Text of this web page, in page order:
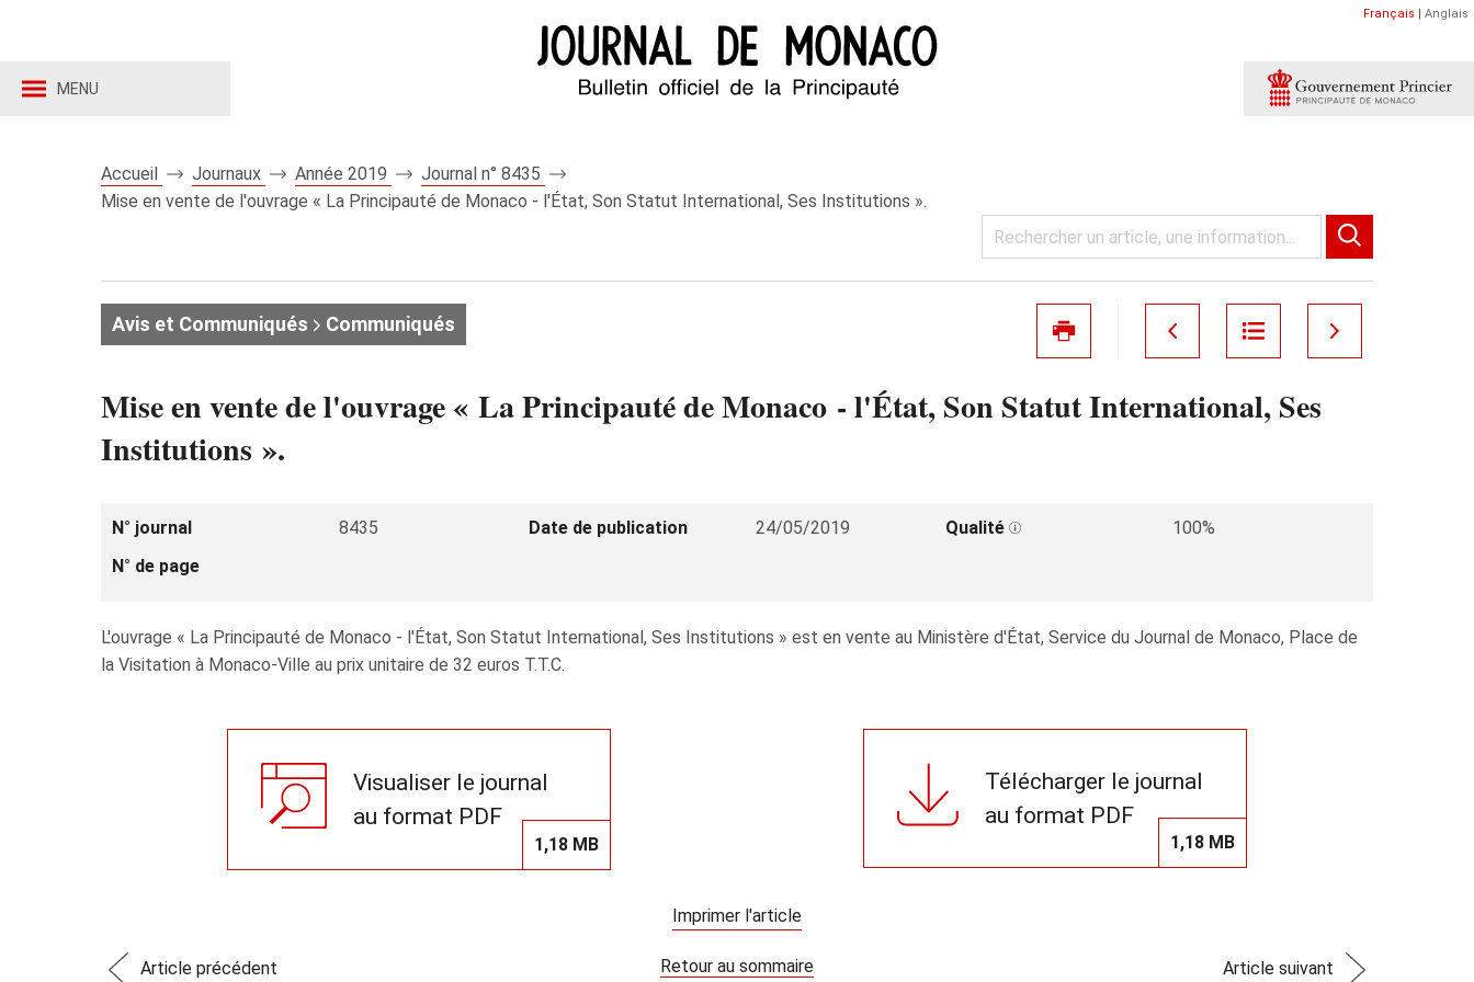
MENU
Français | Anglais
Accueil Journaux Année 2019
Journal n° 8435
Mise en vente de l'ouvrage « La Principauté de Monaco - l'État, Son Statut International, Ses Institutions ».
Avis et Communiqués Communiqués
Mise en vente de l'ouvrage « La Principauté de Monaco - l'État, Son Statut International, Ses
Institutions ».
N° journal 8435 Date de publication 24/05/2019 Qualité
100%
N° de page
L'ouvrage « La Principauté de Monaco - l'État, Son Statut International, Ses Institutions » est en vente au Ministère d'État, Service du Journal de Monaco, Place de
la Visitation à Monaco-Ville au prix unitaire de 32 euros T.T.C.
Visualiser le journal
au format PDF
1,18 MB
Télécharger le journal
au format PDF
1,18 MB
Imprimer l'article
Article précédent Retour au sommaire Article suivant